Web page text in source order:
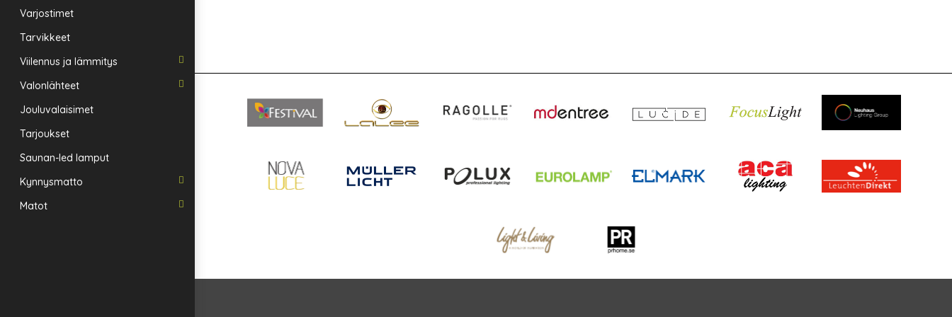
Varjostimet
Tarvikkeet
Viilennus ja lämmitys
Valonlähteet
Jouluvalaisimet
Tarjoukset
Saunan-led lamput
Kynnysmatto
Matot